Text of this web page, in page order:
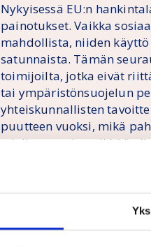
Nykyisessä EU:n
painotukset. Vaikka
mahdollista, niiden käyttö
satunnaista. Tämän
toimijoilta, jotka eivät
tai ympäristönsuojelun
yhteiskunnallisten
puutteen vuoksi, mikä
edelleen usein pelkkää
Hankinnoissa
rakennustyömailla ja